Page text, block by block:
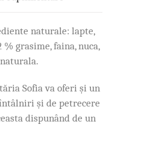
naturale: lapte,
grasime, faina, nuca,
naturala.
Sofia va oferi și un
și de petrecere
dispunând de un